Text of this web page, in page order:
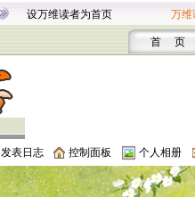
设万维读者为首页 万维
首 页
发表日志 控制面板 个人相册